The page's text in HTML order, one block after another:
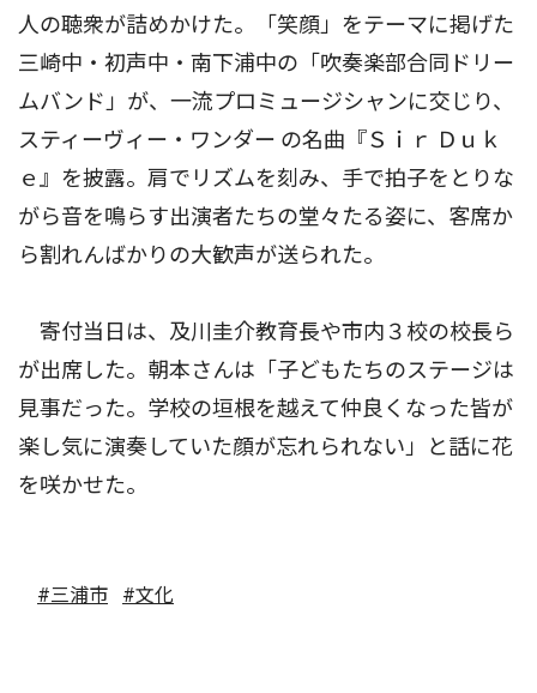
人の聴衆が詰めかけた。「笑顔」をテーマに掲げた
三崎中・初声中・南下浦中の「吹奏楽部合同ドリー
ムバンド」が、一流プロミュージシャンに交じり、
スティーヴィー・ワンダー の名曲『Ｓｉｒ Ｄｕｋ
ｅ』を披露。肩でリズムを刻み、手で拍子をとりな
がら音を鳴らす出演者たちの堂々たる姿に、客席か
ら割れんばかりの大歓声が送られた。
寄付当日は、及川圭介教育長や市内３校の校長ら
が出席した。朝本さんは「子どもたちのステージは
見事だった。学校の垣根を越えて仲良くなった皆が
楽し気に演奏していた顔が忘れられない」と話に花
を咲かせた。
#三浦市 #文化